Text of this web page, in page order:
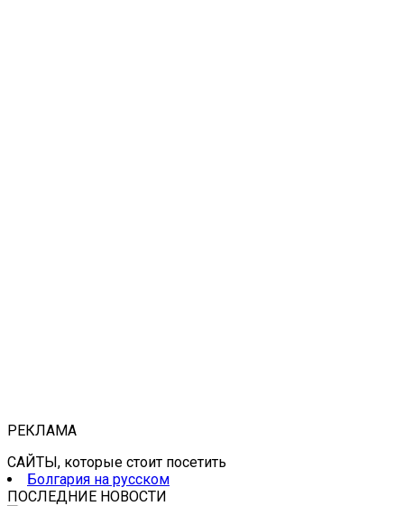
РЕКЛАМА
САЙТЫ, которые стоит посетить
Болгария на русском
ПОСЛЕДНИЕ НОВОСТИ